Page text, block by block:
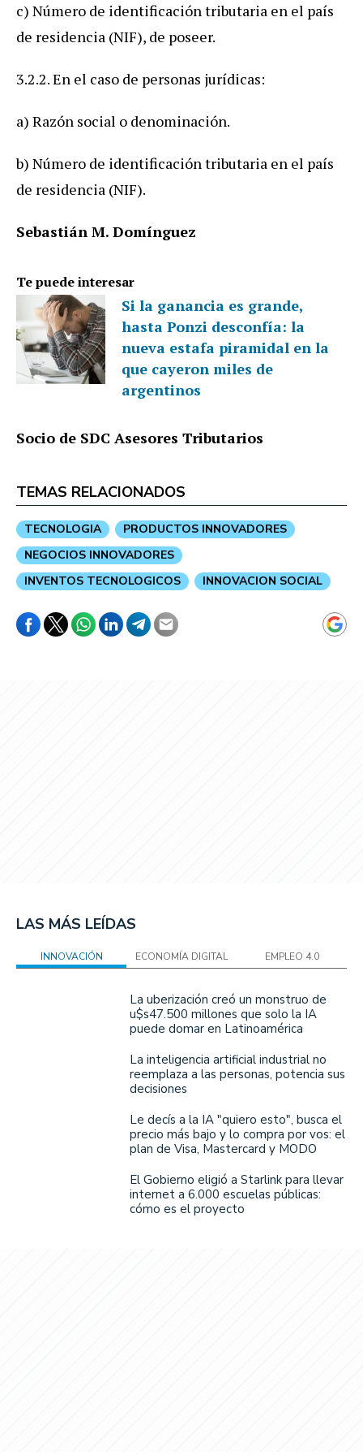
c) Número de identificación tributaria en el país
de residencia (NIF), de poseer.
3.2.2. En el caso de personas jurídicas:
a) Razón social o denominación.
b) Número de identificación tributaria en el país
de residencia (NIF).
Sebastián M. Domínguez
Te puede interesar
Si la ganancia es grande,
hasta Ponzi desconfía: la
nueva estafa piramidal en la
que cayeron miles de
argentinos
Socio de SDC Asesores Tributarios
TEMAS RELACIONADOS
TECNOLOGIA
PRODUCTOS INNOVADORES
NEGOCIOS INNOVADORES
INVENTOS TECNOLOGICOS
INNOVACION SOCIAL
LAS MÁS LEÍDAS
INNOVACIÓN ECONOMÍA DIGITAL EMPLEO 4.0
La uberización creó un monstruo de
u$s47.500 millones que solo la IA
puede domar en Latinoamérica
La inteligencia artificial industrial no
reemplaza a las personas, potencia sus
decisiones
Le decís a la IA "quiero esto", busca el
precio más bajo y lo compra por vos: el
plan de Visa, Mastercard y MODO
El Gobierno eligió a Starlink para llevar
internet a 6.000 escuelas públicas:
cómo es el proyecto